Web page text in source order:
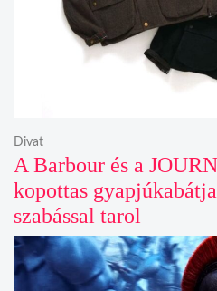
A Barbour és a
kopottas
szabással tarol
Divat